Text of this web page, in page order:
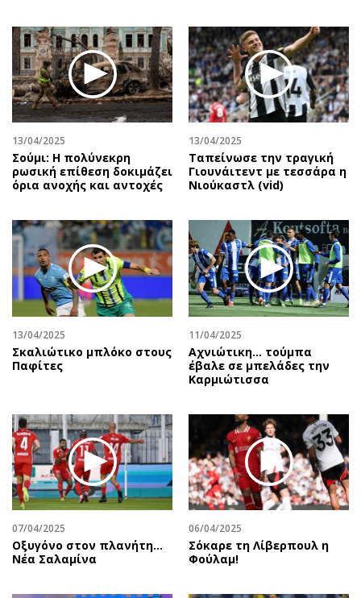
13/04/2025
Σούμι: Η πολύνεκρη
ρωσική επίθεση δοκιμάζει
όρια ανοχής και αντοχές
13/04/2025
Ταπείνωσε την τραγική
Γιουνάιτεντ με τεσσάρα η
Νιούκαστλ (vid)
13/04/2025
Σκαλιώτικο μπλόκο στους
Παφίτες
11/04/2025
Αχνιώτικη... τούμπα
έβαλε σε μπελάδες την
Καρμιώτισσα
07/04/2025
Oξυγόνο στον πλανήτη...
Νέα Σαλαμίνα
06/04/2025
Σόκαρε τη Λίβερπουλ η
Φούλαμ!